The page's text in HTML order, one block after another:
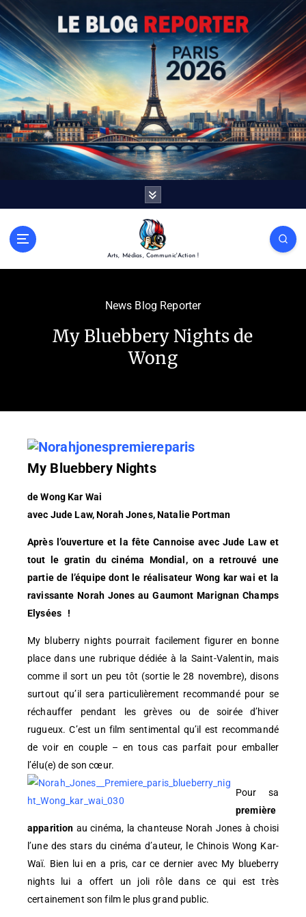
Arts, Médias, Communic'Action !
News Blog Reporter
My Bluebbery Nights de
Wong
My Bluebbery Nights
de Wong Kar Wai
avec Jude Law, Norah Jones, Natalie Portman
Après l’ouverture et la fête Cannoise avec Jude Law et
tout le gratin du cinéma Mondial, on a retrouvé une
partie de l’équipe dont le réalisateur Wong kar wai et la
ravissante Norah Jones au Gaumont Marignan Champs
Elysées !
My bluberry nights pourrait facilement figurer en bonne
place dans une rubrique dédiée à la Saint-Valentin, mais
comme il sort un peu tôt (sortie le 28 novembre), disons
surtout qu’il sera particulièrement recommandé pour se
réchauffer pendant les grèves ou de soirée d’hiver
rugueux. C’est un film sentimental qu’il est recommandé
de voir en couple – en tous cas parfait pour emballer
l’élu(e) de son cœur.
Pour sa
première
apparition au cinéma, la chanteuse Norah Jones à choisi
l’une des stars du cinéma d’auteur, le Chinois Wong Kar-
Waï. Bien lui en a pris, car ce dernier avec My blueberry
nights lui a offert un joli rôle dans ce qui est très
certainement son film le plus grand public.